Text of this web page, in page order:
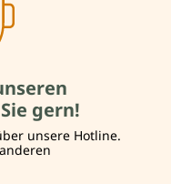
gern!
unsere Hotline.